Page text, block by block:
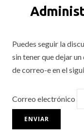
Puedes seguir la
sin tener que dejar
de correo-e en el
Correo electrónico